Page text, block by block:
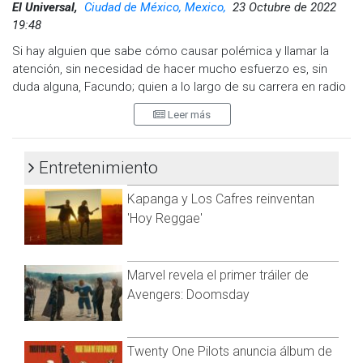
El Universal, Ciudad de México, Mexico, 23 Octubre de 2022
19:48
Si hay alguien que sabe cómo causar polémica y llamar la
atención, sin necesidad de hacer mucho esfuerzo es, sin
duda alguna, Facundo; quien a lo largo de su carrera en radio
y televisión ha protagonizado fuertes encontronazos y varios
escándalos debido a su irreverencia.
ropa para aparecer completamente desnudo en un video
que publicó en sus redes sociales. Sin nada de pena, el
también locutor de 44 años decidió aparecer como Dios lo
trajo al mundo para promover su marca de ropa y darle a sus
fans un motivo para abrir la conversación.
Al principio de la grabación, de tan sólo unos segundos de
duración, se ve al comediante de espaldas y a la orilla del
mar, dejando al descubierto sus atributos, mientras disfruta
del clima y las olas.
Enseguida se voltea y habla sobre su nueva línea de ropa,
Leer más
Entretenimiento
Kapanga y Los Cafres reinventan
'Hoy Reggae'
Marvel revela el primer tráiler de
Avengers: Doomsday
Twenty One Pilots anuncia álbum de